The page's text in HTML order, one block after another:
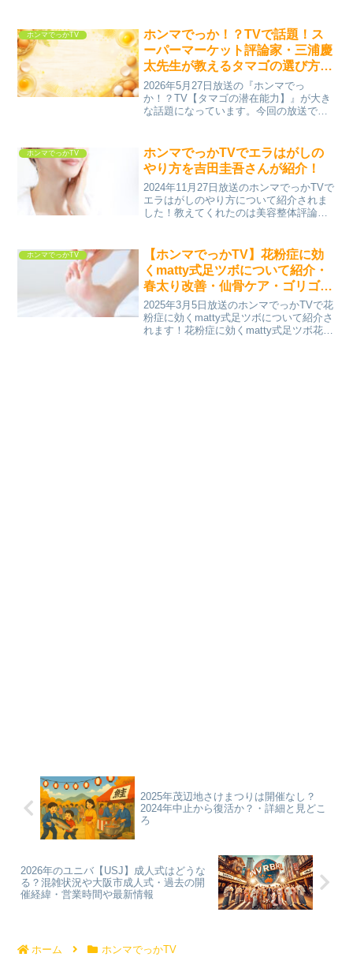
医療の第一線で活躍する牧野潤さん。彼
がどんな人...
ホンマでっかTV
ホンマでっか！？TVで話題！ス
ーパーマーケット評論家・三浦慶
太先生が教えるタマゴの選び方｜
塩﨑も美味すぎて滅！
2026年5月27日放送の『ホンマでっ
か！？TV【タマゴの潜在能力】』が大き
な話題になっています。今回の放送で
アップ、日焼け対策、さらには虫歯予防
まで、普段何気なく食...
ホンマでっかTV
ホンマでっかTVでエラはがしの
やり方を吉田圭吾さんが紹介！
2024年11月27日放送のホンマでっかTVで
エラはがしのやり方について紹介されま
した！教えてくれたのは美容整体評論家
キリします。ほうれい線もが薄くなりス
ッキリします。...
ホンマでっかTV
【ホンマでっかTV】花粉症に効
くmatty式足ツボについて紹介・
春太り改善・仙骨ケア・ゴリゴリ
10分解毒マッサージ
2025年3月5日放送のホンマでっかTVで花
粉症に効くmatty式足ツボについて紹介さ
れます！花粉症に効くmatty式足ツボ花粉
2025年茂辺地さけまつりは開催なし？
2024年中止から復活か？・詳細と見どこ
ろ
2026年のユニバ【USJ】成人式はどうな
る？混雑状況や大阪市成人式・過去の開
催経緯・営業時間や最新情報
ホーム ホンマでっかTV